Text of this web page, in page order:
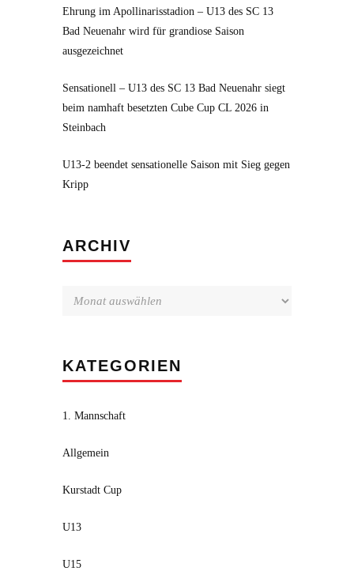
Ehrung im Apollinarisstadion – U13 des SC 13
Bad Neuenahr wird für grandiose Saison
ausgezeichnet
Sensationell – U13 des SC 13 Bad Neuenahr siegt
beim namhaft besetzten Cube Cup CL 2026 in
Steinbach
U13-2 beendet sensationelle Saison mit Sieg gegen
Kripp
ARCHIV
KATEGORIEN
1. Mannschaft
Allgemein
Kurstadt Cup
U13
U15